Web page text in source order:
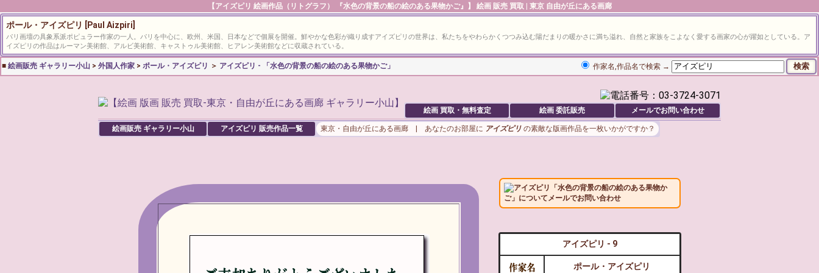
【アイズピリ 絵画作品（リトグラフ） 『水色の背景の船の絵のある果物かご』】 絵画 販売 買取 | 東京 自由が丘にある画廊
ポール・アイズピリ [Paul Aizpiri]
パリ画壇の具象系派ポピュラー作家の一人。パリを中心に、欧州、米国、日本などで個展を開催。鮮やかな色彩が織り成すアイズピリの世界は、私たちをやわらかくつつみ込む陽だまりの暖かさに満ち溢れ、自然と家族をこよなく愛する画家の心が躍如としている。ア
イズピリの作品はルーマン美術館、アルビ美術館、キャストゥル美術館、ヒアレン美術館などに収蔵されている。
■ 絵画販売 ギャラリー小山 > 外国人作家 > ポール・アイズピリ ＞ アイズピリ - 「水色の背景の船の絵のある果物かご」 作家名,作品名で検索 →
絵画 買取・無料査定 絵画 委託販売 メールでお問い合わせ
絵画販売 ギャラリー小山 アイズピリ 販売作品一覧 東京・自由が丘にある画廊 | あなたのお部屋に アイズピリの素敵な版画作品を一枚いかがですか？
アイズピリ「水色の背景の船の絵のある果物か
ご」についてメールでお問い合わせ
アイズピリ - 9
ポール・アイズピリ